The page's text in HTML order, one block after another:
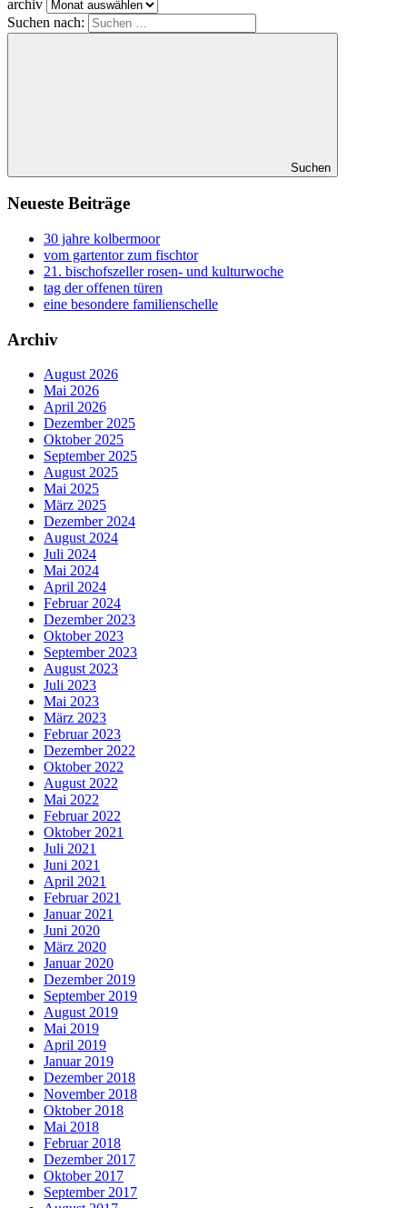
archiv
Suchen nach:
Suchen
Neueste Beiträge
30 jahre kolbermoor
vom gartentor zum fischtor
21. bischofszeller rosen- und kulturwoche
tag der offenen türen
eine besondere familienschelle
Archiv
August 2026
Mai 2026
April 2026
Dezember 2025
Oktober 2025
September 2025
August 2025
Mai 2025
März 2025
Dezember 2024
August 2024
Juli 2024
Mai 2024
April 2024
Februar 2024
Dezember 2023
Oktober 2023
September 2023
August 2023
Juli 2023
Mai 2023
März 2023
Februar 2023
Dezember 2022
Oktober 2022
August 2022
Mai 2022
Februar 2022
Oktober 2021
Juli 2021
Juni 2021
April 2021
Februar 2021
Januar 2021
Juni 2020
März 2020
Januar 2020
Dezember 2019
September 2019
August 2019
Mai 2019
April 2019
Januar 2019
Dezember 2018
November 2018
Oktober 2018
Mai 2018
Februar 2018
Dezember 2017
Oktober 2017
September 2017